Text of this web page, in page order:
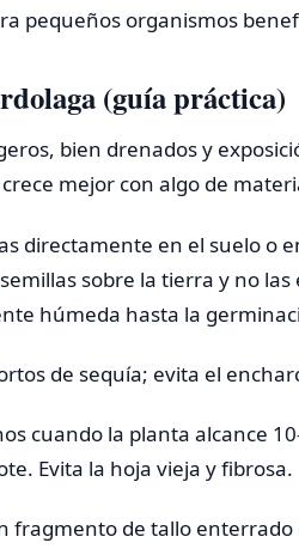
pequeños organismos
(guía práctica)
bien drenados y
mejor con algo de
directamente en el suelo o
sobre la tierra y no
húmeda hasta la
de sequía; evita el
cuando la planta alcance
Evita la hoja vieja y fibrosa.
fragmento de tallo